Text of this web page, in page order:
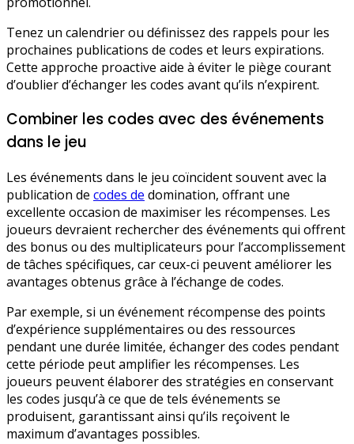
Tenez un calendrier ou définissez des rappels pour les
prochaines publications de codes et leurs expirations.
Cette approche proactive aide à éviter le piège courant
d’oublier d’échanger les codes avant qu’ils n’expirent.
Combiner les codes avec des événements
dans le jeu
Les événements dans le jeu coïncident souvent avec la
publication de codes de domination, offrant une
excellente occasion de maximiser les récompenses. Les
joueurs devraient rechercher des événements qui offrent
des bonus ou des multiplicateurs pour l’accomplissement
de tâches spécifiques, car ceux-ci peuvent améliorer les
avantages obtenus grâce à l’échange de codes.
Par exemple, si un événement récompense des points
d’expérience supplémentaires ou des ressources
pendant une durée limitée, échanger des codes pendant
cette période peut amplifier les récompenses. Les
joueurs peuvent élaborer des stratégies en conservant
les codes jusqu’à ce que de tels événements se
produisent, garantissant ainsi qu’ils reçoivent le
maximum d’avantages possibles.